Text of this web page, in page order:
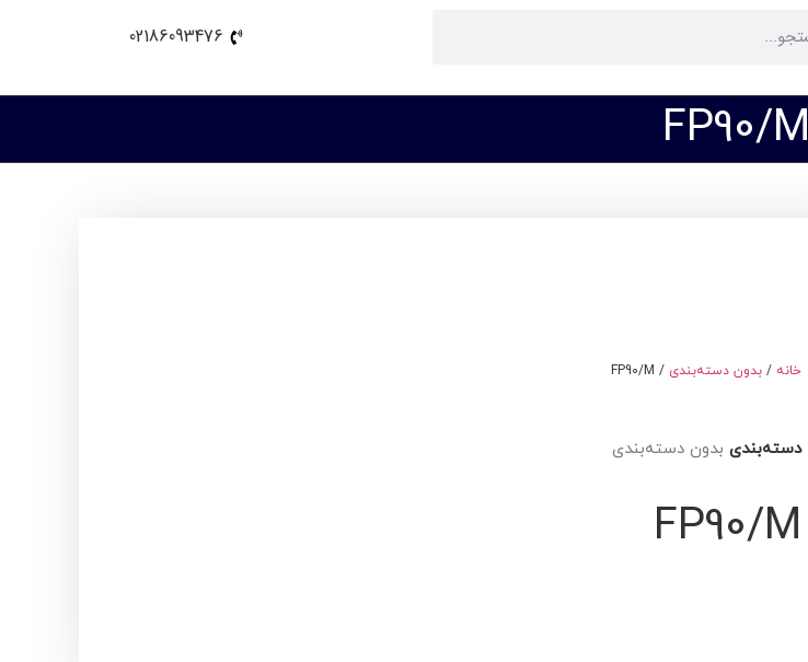
02186093476
FP90/M
خانه / بدون دسته‌بندی / FP90/M
دسته‌بندی بدون دسته‌بندی
FP90/M